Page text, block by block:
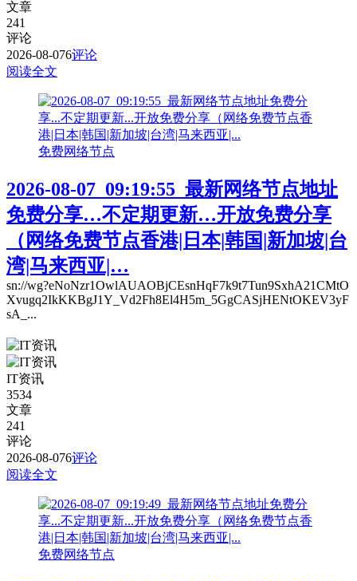
文章
241
评论
2026-08-076评论
阅读全文
免费网络节点
2026-08-07_09:19:55_最新网络节点地址
免费分享…不定期更新…开放免费分享
（网络免费节点香港|日本|韩国|新加坡|台
湾|马来西亚|…
sn://wg?eNoNzr1OwlAUAOBjCEsnHqF7k9t7Tun9SxhA21CMtO
Xvugq2IkKKBgJ1Y_Vd2Fh8El4H5m_5GgCASjHENtOKEV3yF
sA_...
IT资讯
3534
文章
241
评论
2026-08-076评论
阅读全文
免费网络节点